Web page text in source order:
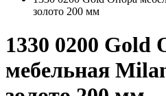
золото 200 мм
1330 0200 Gold
мебельная